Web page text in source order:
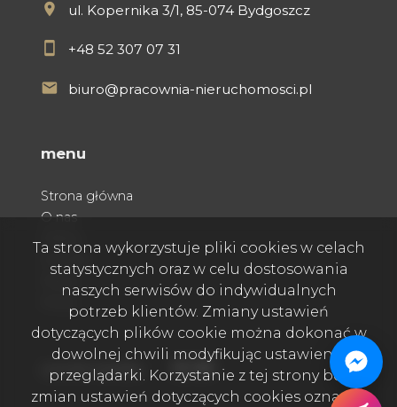
ul. Kopernika 3/1, 85-074 Bydgoszcz
+48 52 307 07 31
biuro@pracownia-nieruchomosci.pl
menu
Strona główna
O nas
social media Facebook
Facebook
Facebook
Ta strona wykorzystuje pliki cookies w celach
statystycznych oraz w celu dostosowania
naszych serwisów do indywidualnych
potrzeb klientów. Zmiany ustawień
dotyczących plików cookie można dokonać w
dowolnej chwili modyfikując ustawienia
przeglądarki. Korzystanie z tej strony bez
zmian ustawień dotyczących cookies oznacza,